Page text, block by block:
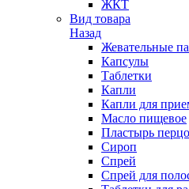
ЖКТ
Вид товара
Назад
Жевательные
Капсулы
Таблетки
Капли
Капли для
Масло пищевое
Пластырь
Сироп
Спрей
Спрей для